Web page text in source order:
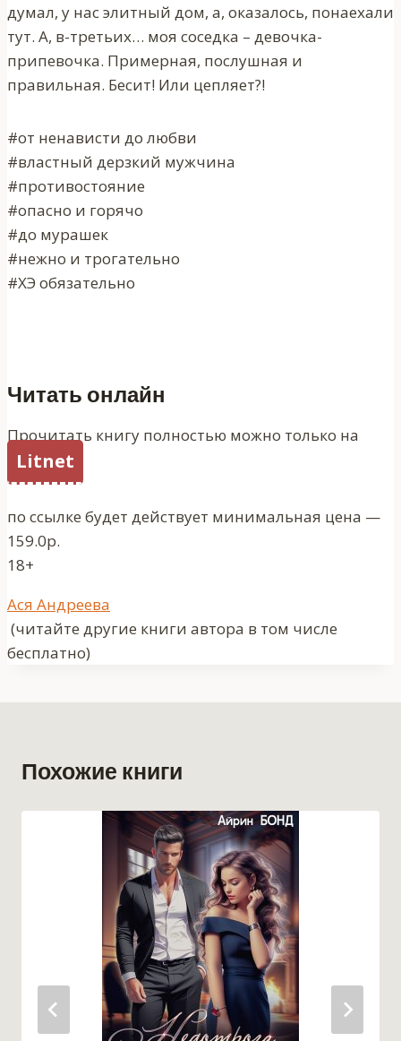
думал, у нас элитный дом, а, оказалось, понаехали
тут. А, в-третьих… моя соседка – девочка-
припевочка. Примерная, послушная и
правильная. Бесит! Или цепляет?!
#от ненависти до любви
#властный дерзкий мужчина
#противостояние
#опасно и горячо
#до мурашек
#нежно и трогательно
#ХЭ обязательно
Читать онлайн
Прочитать книгу полностью можно только на
Litnet
по ссылке будет действует минимальная цена —
159.0р.
18+
Метки
записи:
Ася Андреева
(читайте другие книги автора в том числе
бесплатно)
Похожие книги